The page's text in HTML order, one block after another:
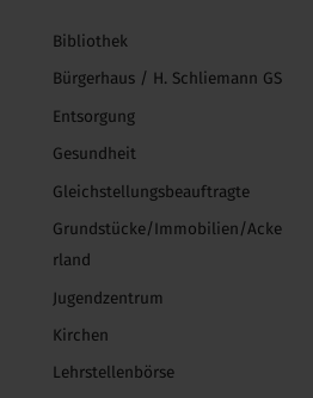
Bibliothek
Bürgerhaus / H. Schliemann GS
Entsorgung
Gesundheit
Gleichstellungsbeauftragte
Grundstücke/Immobilien/Acke
rland
Jugendzentrum
Kirchen
Lehrstellenbörse